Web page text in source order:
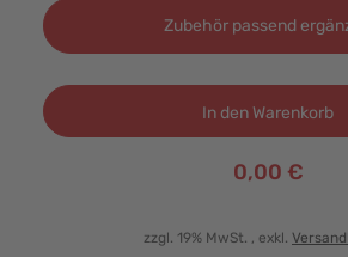
Zubehör passend
In den Warenkorb
0,00 €
zzgl. 19% MwSt. , exkl.